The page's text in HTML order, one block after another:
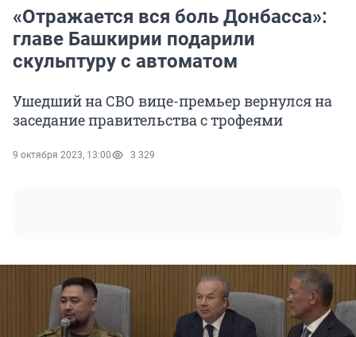
«Отражается вся боль Донбасса»:
главе Башкирии подарили
скульптуру с автоматом
Ушедший на СВО вице-премьер вернулся на
заседание правительства с трофеями
9 октября 2023, 13:00 3 329